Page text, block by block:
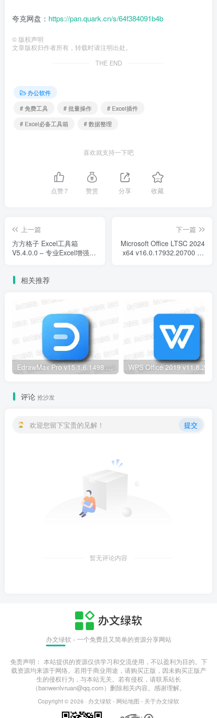
夸克网盘： https://pan.quark.cn/s/64f384091b4b
© 版权声明
文章版权归作者所有，转载时请注明出处。
THE END
办公软件
# 免费工具
# 批量操作
# Excel插件
# Excel必备工具箱
# 数据整理
喜欢就支持一下吧
点赞7 赞赏 分享 收藏
上一篇
方方格子 Excel工具箱
V5.4.0.0 – 专业Excel增强插
下一篇
Microsoft Office LTSC 2024
x64 v16.0.17932.20700 03
相关推荐
EdrawMax Pro v15.1.6.1498 绿色版 – 全能AI图示绘图软件
评论 抢沙发
欢迎您留下宝贵的见解！ 提交
暂无评论内容
办文绿软 - 一个免费且又简单的资源分享网站
免责声明： 本站提供的资源仅供学习和交流使用，不以盈利为目的。下
载资源均来源于网络。若用于商业用途，请购买正版，因未购买正版产
生的侵权行为，与本站无关。若有侵权，请联系站长
（banwenlvruan@qq.com）删除相关内容。感谢理解。
Copyright © 2026 · 办文绿软 - 网站地图 - 关于办文绿软